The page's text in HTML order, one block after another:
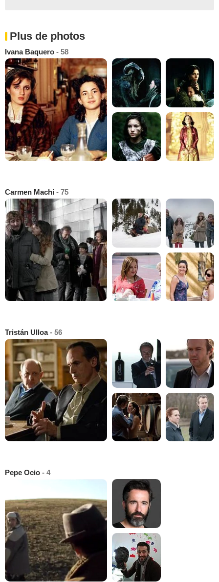
Plus de photos
Ivana Baquero - 58
Carmen Machi - 75
Tristán Ulloa- 56
Pepe Ocio - 4